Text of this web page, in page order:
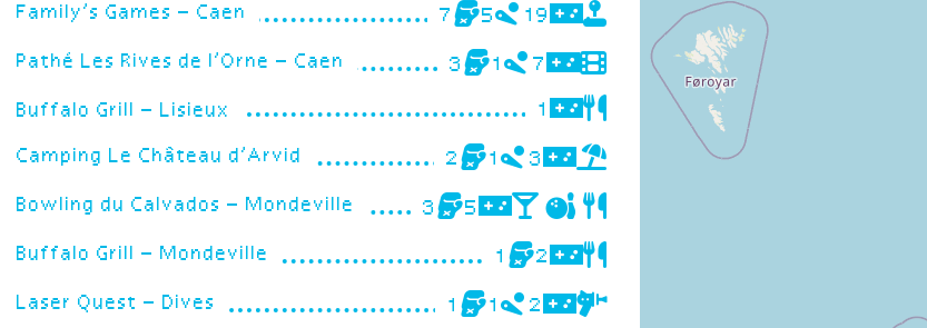
Family’s Games – Caen 7 5 19
Pathé Les Rives de l’Orne – Caen 3 1 7
Buffalo Grill – Lisieux 1
Camping Le Château d’Arvid 2 1 3
Bowling du Calvados – Mondeville 3 5
Buffalo Grill – Mondeville 1 2
Laser Quest – Dives 1 1 2